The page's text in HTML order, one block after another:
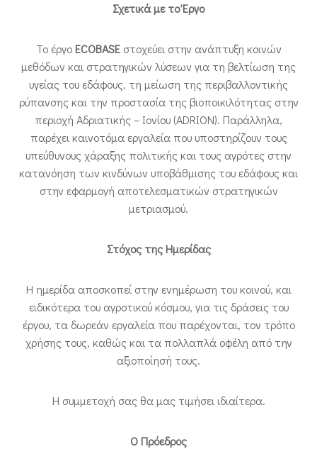
Σχετικά με το Έργο
Το έργο ECOBASEστοχεύει στην ανάπτυξη κοινών
μεθόδων και στρατηγικών λύσεων για τη βελτίωση της
υγείας του εδάφους, τη μείωση της περιβαλλοντικής
ρύπανσης και την προστασία της βιοποικιλότητας στην
περιοχή Αδριατικής – Ιονίου (ADRION). Παράλληλα,
παρέχει καινοτόμα εργαλεία που υποστηρίζουν τους
υπεύθυνους χάραξης πολιτικής και τους αγρότες στην
κατανόηση των κινδύνων υποβάθμισης του εδάφους και
στην εφαρμογή αποτελεσματικών στρατηγικών
μετριασμού.
Στόχος της Ημερίδας
Η ημερίδα αποσκοπεί στην ενημέρωση του κοινού, και
ειδικότερα του αγροτικού κόσμου, για τις δράσεις του
έργου, τα δωρεάν εργαλεία που παρέχονται, τον τρόπο
χρήσης τους, καθώς και τα πολλαπλά οφέλη από την
αξιοποίησή τους.
Η συμμετοχή σας θα μας τιμήσει ιδιαίτερα.
Ο Πρόεδρος